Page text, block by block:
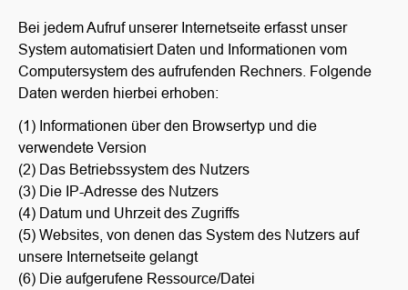
Bei jedem Aufruf unserer Internetseite erfasst unser
System automatisiert Daten und Informationen vom
Computersystem des aufrufenden Rechners. Folgende
Daten werden hierbei erhoben:
(1) Informationen über den Browsertyp und die
verwendete Version
(2) Das Betriebssystem des Nutzers
(3) Die IP-Adresse des Nutzers
(4) Datum und Uhrzeit des Zugriffs
(5) Websites, von denen das System des Nutzers auf
unsere Internetseite gelangt
(6) Die aufgerufene Ressource/Datei